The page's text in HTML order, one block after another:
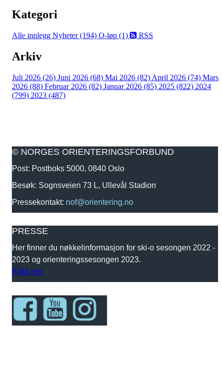
Kategori
Alle innlegg Nyheter (194) O-løp (1) RSS
Arkiv
Juli 2026 (26) Juni 2026 (68) Mai 2026 (82) April 2026 (74) Mars
2026 (88) Februar 2026 (82) Januar 2026 (85) 2025 (822) 2024
(799) 2023 (487)
© NORGES ORIENTERINGSFORBUND
Post: Postboks 5000, 0840 Oslo
Besøk: Sognsveien 73 L, Ullevål Stadion
Pressekontakt: nof@orientering.no
PRESSE
Her finner du nøkkelinformasjon for ski-o sesongen 2022 -
2023 og orienteringssesongen 2023.
Klikk her